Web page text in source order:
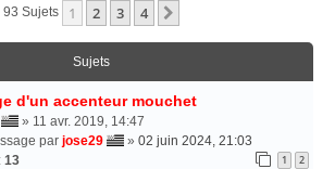
93 Sujets 1 2 3 4
Sujets
d'un accenteur mouchet
» 11 avr. 2019, 14:47
par jose29 » 02 juin 2024, 21:03
13 1 2